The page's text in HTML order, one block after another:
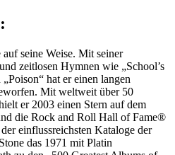
seine Weise. Mit seiner
zeitlosen Hymnen wie „School’s
hat er einen langen
Mit weltweit über 50
er 2003 einen Stern auf dem
die Rock and Roll Hall of Fame®
einflussreichsten Kataloge der
das 1971 mit Platin